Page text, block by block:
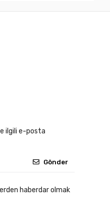
ilgili e-posta
Gönder
haberdar olmak